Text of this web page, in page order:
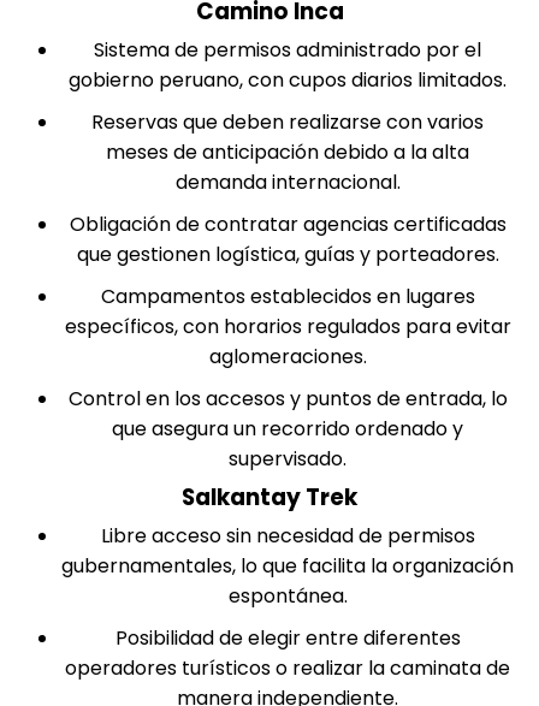
Camino Inca
Sistema de permisos administrado por el
gobierno peruano, con cupos diarios limitados.
Reservas que deben realizarse con varios
meses de anticipación debido a la alta
demanda internacional.
Obligación de contratar agencias certificadas
que gestionen logística, guías y porteadores.
Campamentos establecidos en lugares
específicos, con horarios regulados para evitar
aglomeraciones.
Control en los accesos y puntos de entrada, lo
que asegura un recorrido ordenado y
supervisado.
Salkantay Trek
Libre acceso sin necesidad de permisos
gubernamentales, lo que facilita la organización
espontánea.
Posibilidad de elegir entre diferentes
operadores turísticos o realizar la caminata de
manera independiente.